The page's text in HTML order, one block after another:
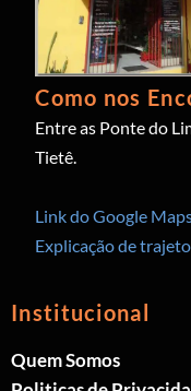
Como nos
Entre as Ponte do
Tietê.
Link do Google
Explicação de
Institucional
Quem Somos